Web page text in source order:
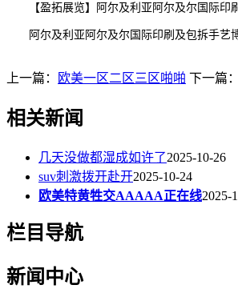
【盈拓展览】阿尔及利亚阿尔及尔国际印刷
阿尔及利亚阿尔及尔国际印刷及包拆手艺博
上一篇： 欧美一区二区三区啪啪 下一篇：
相关新闻
几天没做都湿成如许了2025-10-26
suv刺激拨开赴开2025-10-24
欧美特黄牲交AAAAA正在线2025-
栏目导航
新闻中心